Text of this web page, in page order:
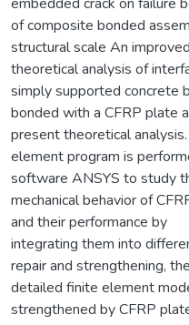
of composite bonded
structural scale An improved
theoretical analysis of
simply supported concrete
bonded with a CFRP plate
present theoretical
element program is
software ANSYS to study
mechanical behavior of
and their performance by
integrating them into
repair and strengthening,
detailed finite element
strengthened by CFRP